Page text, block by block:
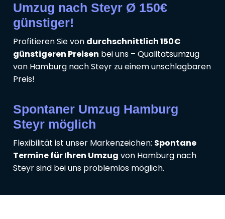
Umzug nach Steyr Ø 150€
günstiger!
Profitieren Sie von durchschnittlich 150€
günstigeren Preisen bei uns – Qualitätsumzug
von Hamburg nach Steyr zu einem unschlagbaren
Preis!
Spontaner Umzug Hamburg
Steyr möglich
Flexibilität ist unser Markenzeichen: Spontane
Termine für Ihren Umzug von Hamburg nach
Steyr sind bei uns problemlos möglich.